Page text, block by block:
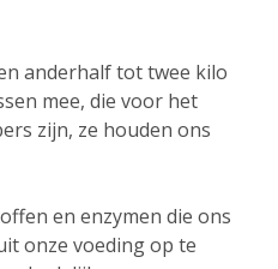
anderhalf tot twee kilo
mee, die voor het
zijn, ze houden ons
en enzymen die ons
onze voeding op te